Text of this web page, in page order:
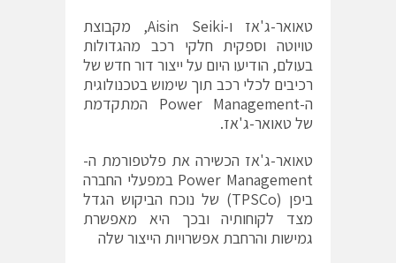
טאואר-ג'אז ו-Aisin Seiki, מקבוצת
טויוטה וספקית חלקי רכב מהגדולות
בעולם, הודיעו היום על ייצור דור חדש של
רכיבים לכלי רכב תוך שימוש בטכנולוגית
ה-Power Management המתקדמת
של טאואר-ג'אז.
טאואר-ג'אז הכשירה את פלטפורמת ה-
Power Management במפעלי החברה
ביפן (TPSCo) של נוכח הביקוש הגדל
מצד לקוחותיה ובכך היא מאפשרת
גמישות והרחבת אפשרויות הייצור שלה